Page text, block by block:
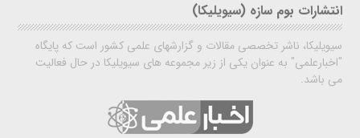
انتشارات بوم سازه (سیویلیکا)
سیویلیکا، ناشر تخصصی مقالات و گزارشهای علمی کشور است که پایگاه
"اخبارعلمی" به عنوان یکی از زیر مجموعه های سیویلیکا در حال فعالیت
می باشد.